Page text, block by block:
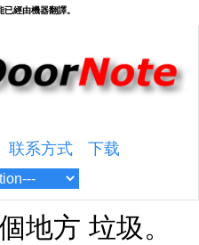
联系方式 下载
地方 垃圾。